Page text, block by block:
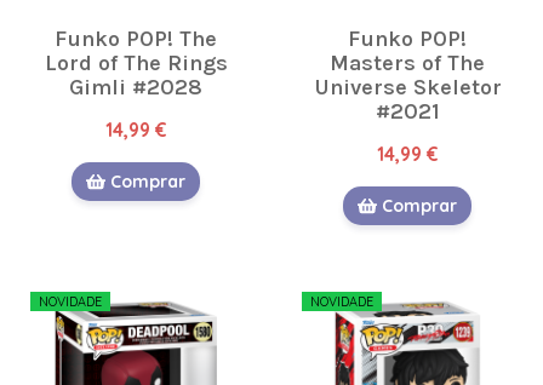
Funko POP! The
Lord of The Rings
Gimli #2028
14,99 €
Comprar
Funko POP!
Masters of The
Universe Skeletor
#2021
14,99 €
Comprar
NOVIDADE NOVIDADE